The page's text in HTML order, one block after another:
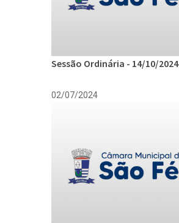
Sessão Ordinária - 14/10/2024
02/07/2024